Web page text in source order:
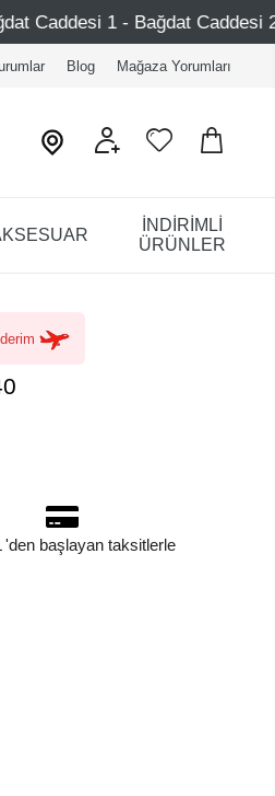
Caddesi 2 - Nişantaşı – Etiler
Blog Mağaza Yorumları
İNDİRİMLİ
ÜRÜNLER
'den başlayan taksitlerle